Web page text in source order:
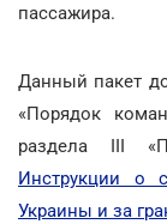
пассажира.
Данный пакет
«Порядок
раздела III
Инструкции о
Украины и за